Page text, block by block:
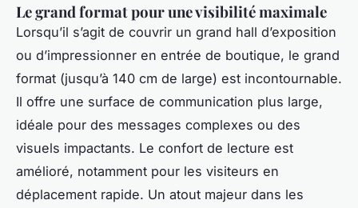
Le grand format pour une visibilité maximale
Lorsqu’il s’agit de couvrir un grand hall d’exposition
ou d’impressionner en entrée de boutique, le grand
format (jusqu’à 140 cm de large) est incontournable.
Il offre une surface de communication plus large,
idéale pour des messages complexes ou des
visuels impactants. Le confort de lecture est
amélioré, notamment pour les visiteurs en
déplacement rapide. Un atout majeur dans les